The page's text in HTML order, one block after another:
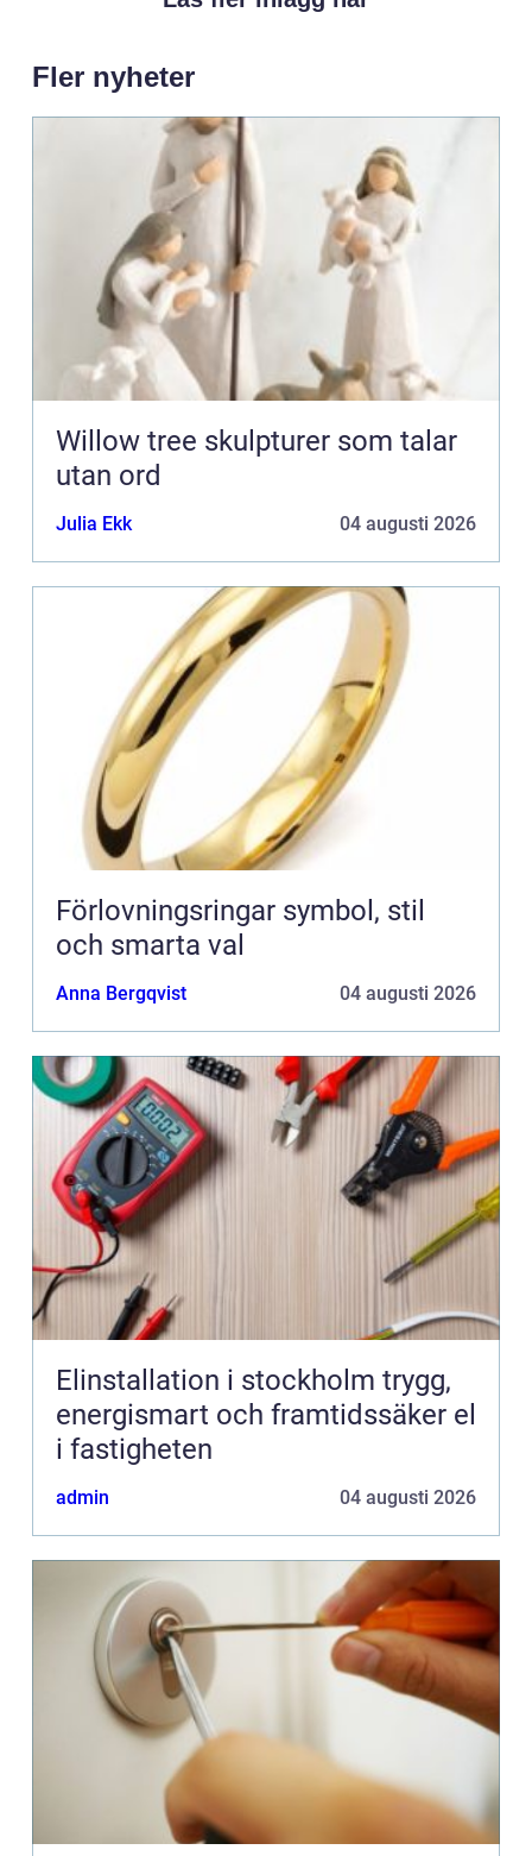
Fler nyheter
Willow tree skulpturer som talar
utan ord
Julia Ekk 04 augusti 2026
Förlovningsringar symbol, stil
och smarta val
Anna Bergqvist 04 augusti 2026
Elinstallation i stockholm trygg,
energismart och framtidssäker el
i fastigheten
admin 04 augusti 2026